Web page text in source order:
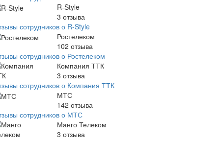
R-Style
3 отзыва
сотрудников о R-Style
Ростелеком
102 отзыва
сотрудников о Ростелеком
Компания ТТК
3 отзыва
сотрудников о Компания ТТК
МТС
142 отзыва
сотрудников о МТС
Манго Телеком
3 отзыва